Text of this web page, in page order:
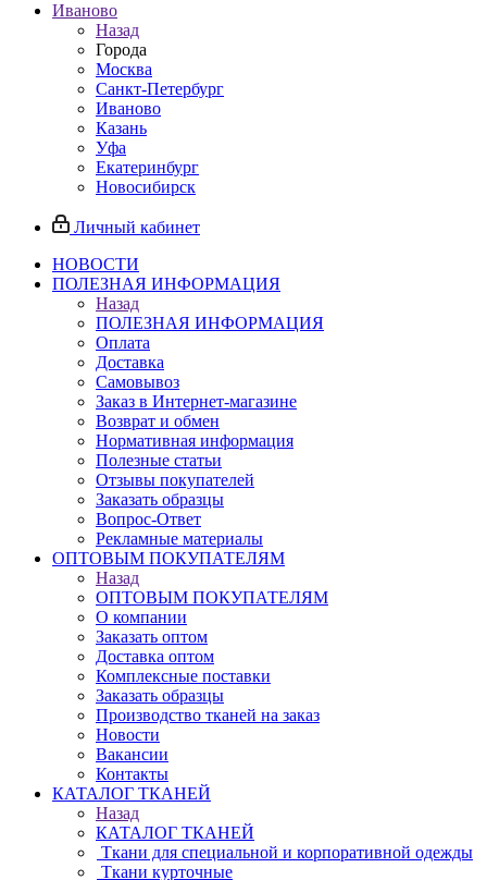
Иваново
Назад
Города
Москва
Санкт-Петербург
Иваново
Казань
Уфа
Екатеринбург
Новосибирск
Личный кабинет
НОВОСТИ
ПОЛЕЗНАЯ ИНФОРМАЦИЯ
Назад
ПОЛЕЗНАЯ ИНФОРМАЦИЯ
Оплата
Доставка
Самовывоз
Заказ в Интернет-магазине
Возврат и обмен
Нормативная информация
Полезные статьи
Отзывы покупателей
Заказать образцы
Вопрос-Ответ
Рекламные материалы
ОПТОВЫМ ПОКУПАТЕЛЯМ
Назад
ОПТОВЫМ ПОКУПАТЕЛЯМ
О компании
Заказать оптом
Доставка оптом
Комплексные поставки
Заказать образцы
Производство тканей на заказ
Новости
Вакансии
Контакты
КАТАЛОГ ТКАНЕЙ
Назад
КАТАЛОГ ТКАНЕЙ
Ткани для специальной и корпоративной одежды
Ткани курточные